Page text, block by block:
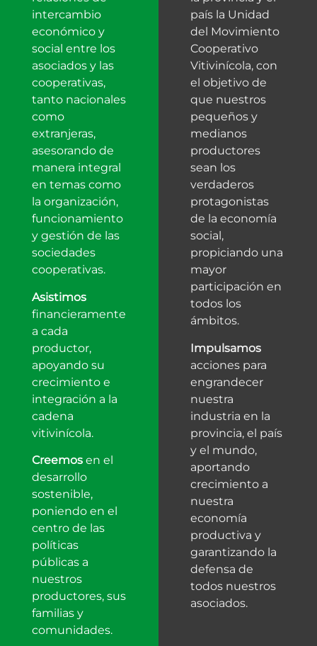
intercambio
económico y
social entre los
asociados y las
cooperativas,
tanto nacionales
como
extranjeras,
asesorando de
manera integral
en temas como
la organización,
funcionamiento
y gestión de las
sociedades
cooperativas.
Asistimos
financieramente
a cada
productor,
apoyando su
crecimiento e
integración a la
cadena
vitivinícola.
Creemosen el
desarrollo
sostenible,
poniendo en el
centro de las
políticas
públicas a
nuestros
productores, sus
familias y
comunidades.
país la Unidad
del Movimiento
Cooperativo
Vitivinícola, con
el objetivo de
que nuestros
pequeños y
medianos
productores
sean los
verdaderos
protagonistas
de la economía
social,
propiciando una
mayor
participación en
todos los
ámbitos.
Impulsamos
acciones para
engrandecer
nuestra
industria en la
provincia, el país
y el mundo,
aportando
crecimiento a
nuestra
economía
productiva y
garantizando la
defensa de
todos nuestros
asociados.